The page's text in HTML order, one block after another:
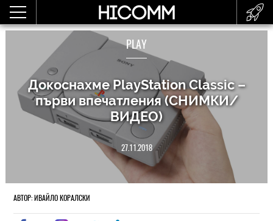
PLAY
Докоснахме PlayStation Classic –
първи впечатления (СНИМКИ/
ВИДЕО)
27.11.2018
АВТОР: ИВАЙЛО КОРАЛСКИ